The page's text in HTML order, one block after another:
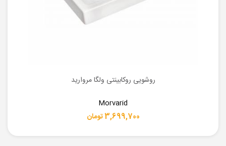
روشویی روکابینتی ولگا مروارید
Morvarid
3,699,700 تومان